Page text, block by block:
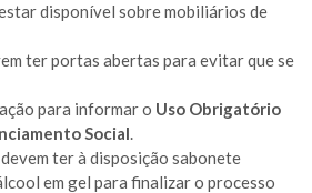
disponível sobre mobiliários de
ter portas abertas para evitar que se
para informar o Uso Obrigatório
Social.
ter à disposição sabonete
em gel para finalizar o processo